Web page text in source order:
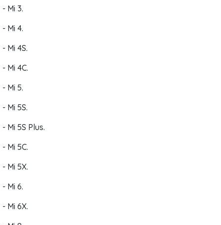
- Mi 3.
- Mi 4.
- Mi 4S.
- Mi 4C.
- Mi 5.
- Mi 5S.
- Mi 5S Plus.
- Mi 5C.
- Mi 5X.
- Mi 6.
- Mi 6X.